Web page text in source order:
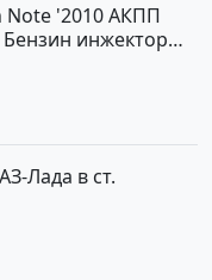
Note '2010 АКПП
Бензин инжектор
Лада в ст.